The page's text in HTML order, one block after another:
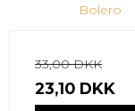
Bolero
33,00 DKK
23,10 DKK